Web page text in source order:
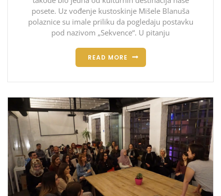
posete. Uz vođenje kustoskinje Mišele Blanuša
polaznice su imale priliku da pogledaju postavku
pod nazivom „Sekvence“. U pitanju
READ MORE